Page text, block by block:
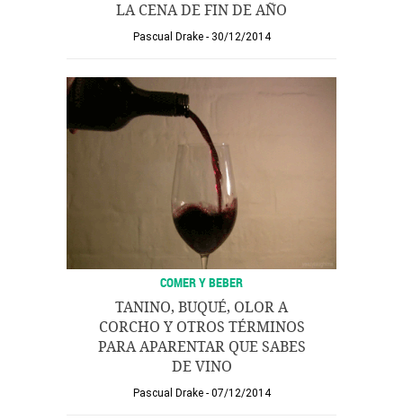
LA CENA DE FIN DE AÑO
Pascual Drake 30/12/2014
COMER Y BEBER
TANINO, BUQUÉ, OLOR A
CORCHO Y OTROS TÉRMINOS
PARA APARENTAR QUE SABES
DE VINO
Pascual Drake 07/12/2014